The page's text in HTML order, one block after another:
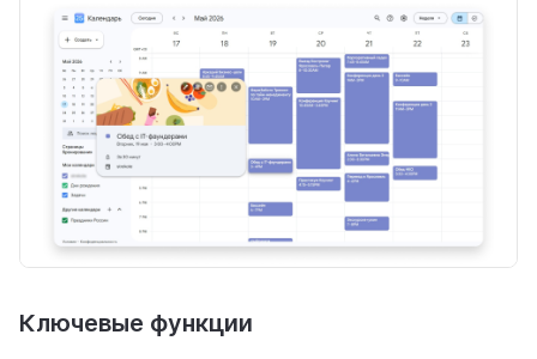
Ключевые функции